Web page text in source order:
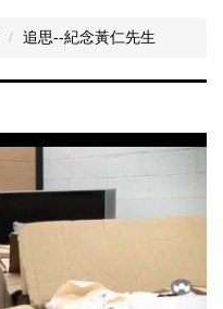
追思--紀念黃仁先生